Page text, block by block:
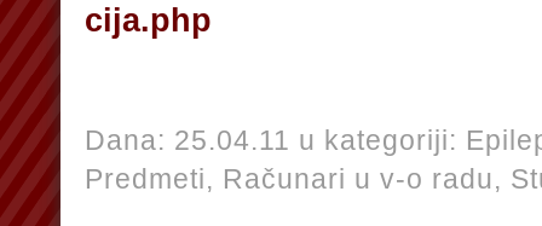
cija.php
Dana: 25.04.11 u kategoriji:
Predmeti, Računari u v-o radu,